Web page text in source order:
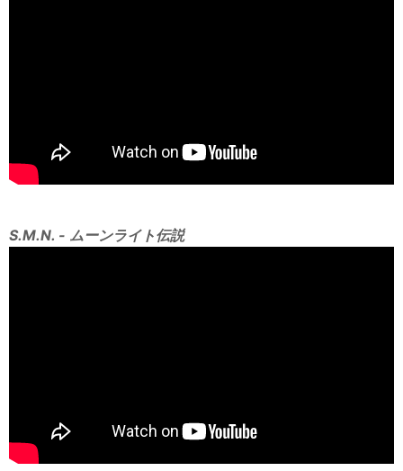
S.M.N. - ムーンライト伝説